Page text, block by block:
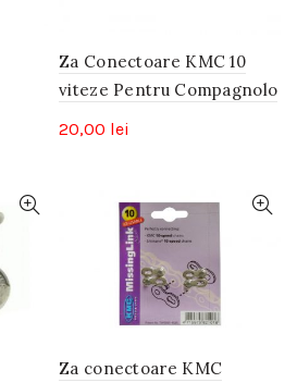
Za Conectoare KMC 10
viteze Pentru Compagnolo
20,00 lei
Za conectoare KMC